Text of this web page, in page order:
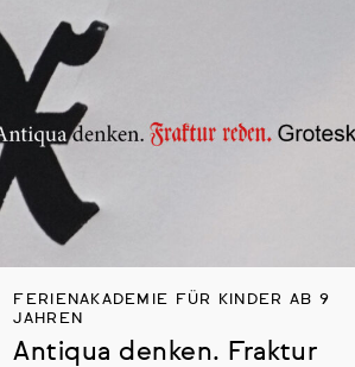
FERIENAKADEMIE FÜR KINDER AB 9
JAHREN
Antiqua denken. Fraktur